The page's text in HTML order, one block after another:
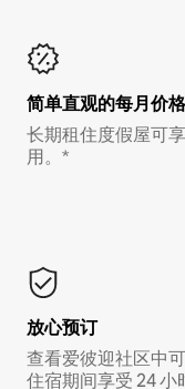
简单直观的每月价格
长期租住度假屋可
用。*
放心预订
查看爱彼迎社区中
住宿期间享受 24 小